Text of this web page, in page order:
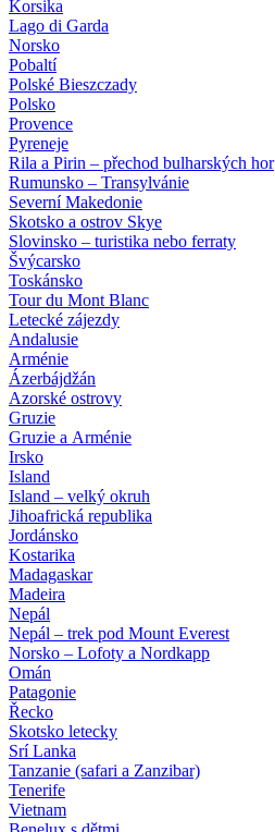
Korsika
Lago di Garda
Norsko
Pobaltí
Polské Bieszczady
Polsko
Provence
Pyreneje
Rila a Pirin – přechod bulharských hor
Rumunsko – Transylvánie
Severní Makedonie
Skotsko a ostrov Skye
Slovinsko – turistika nebo ferraty
Švýcarsko
Toskánsko
Tour du Mont Blanc
Letecké zájezdy
Andalusie
Arménie
Ázerbájdžán
Azorské ostrovy
Gruzie
Gruzie a Arménie
Irsko
Island
Island – velký okruh
Jihoafrická republika
Jordánsko
Kostarika
Madagaskar
Madeira
Nepál
Nepál – trek pod Mount Everest
Norsko – Lofoty a Nordkapp
Omán
Patagonie
Řecko
Skotsko letecky
Srí Lanka
Tanzanie (safari a Zanzibar)
Tenerife
Vietnam